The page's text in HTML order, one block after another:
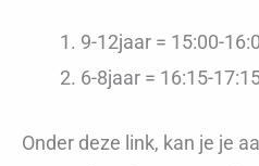
9-12jaar = 15:00-
6-8jaar = 16:15-
Onder deze link, kan je je